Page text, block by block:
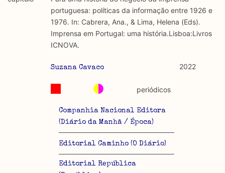
Limitações
A lista procura incluir as publicações mais relevantes
a algumas das publicações que aqui se encontram
discurso e uso da liberdade de expressão. Trata-se de
uma censura que é omnipresente, dado que é
constitutiva do próprio acto de fala.
Regulatória e Constitutiva : são combinadas ambas
Tipo investigação realizada
portuguesa: políticas da informação entre 1926 e
1976. In: Cabrera, Ana., & Lima, Helena (Eds).
Imprensa em Portugal: uma história.Lisboa:Livros
ICNOVA.
Suzana Cavaco 2022
Companhia Nacional Editora
(Diário da Manhã / Época)
Editorial Caminho (O Diário)
Editorial República
periódicos